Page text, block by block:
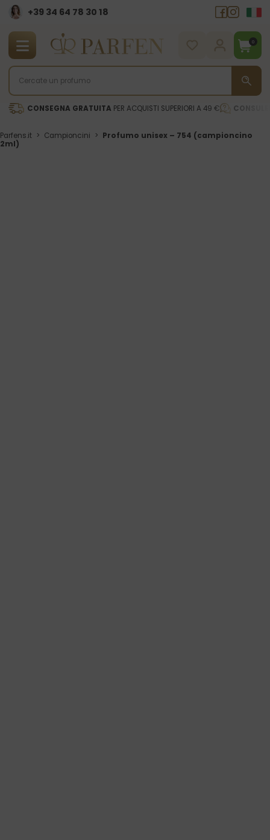
+39 34 64 78 30 18
0
CONSEGNA GRATUITA PER ACQUISTI SUPERIORI A 49 €
Parfens.it > Campioncini > Profumo unisex – 754 (campioncino
2ml)